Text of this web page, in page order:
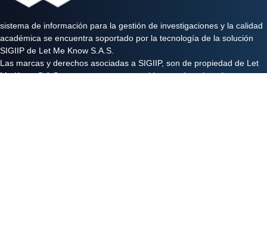
sistema de información para la gestión de investigaciones y la calidad
académica se encuentra soportado por la tecnología de la solución
SIGIIP de Let Me Know S.A.S.
Las marcas y derechos asociadas a SIGIIP, son de propiedad de Let
Me Know S.A.S y se encuentran protegidos por derechos de autor e